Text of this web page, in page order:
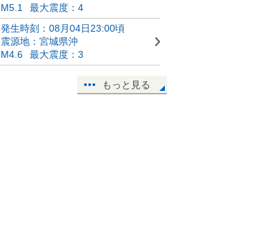
M5.1
最大震度：4
発生時刻：08月04日23:00頃
震源地：宮城県沖
M4.6
最大震度：3
もっと見る